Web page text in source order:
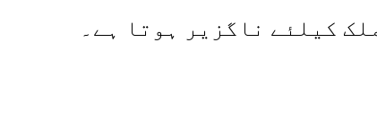
کیلئے ناگزیر ہوتا ہے۔